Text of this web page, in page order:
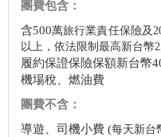
團費包含：
含500萬旅行業責任保險及
以上，依法限制最高新台幣
履約保證保險保額新台幣
機場稅、燃油費
團費不含：
導遊、司機小費 (每天新台